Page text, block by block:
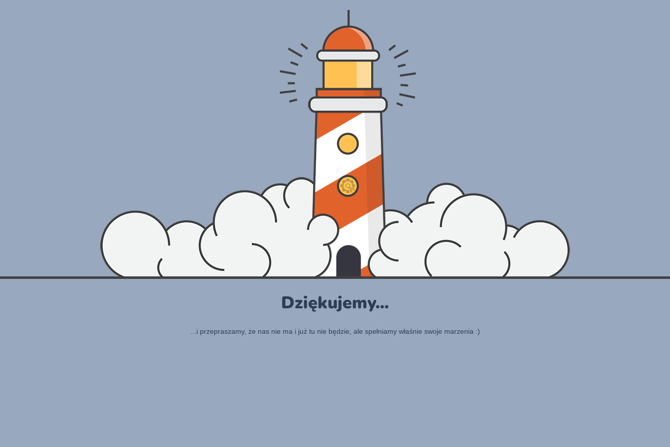
Dziękujemy...
...i przepraszamy, że nas nie ma i już tu nie będzie, ale spełniamy właśnie swoje marzenia :)